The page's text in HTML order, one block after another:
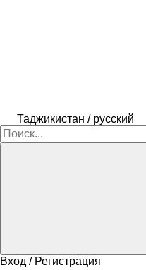
Таджикистан / русский
Вход / Регистрация